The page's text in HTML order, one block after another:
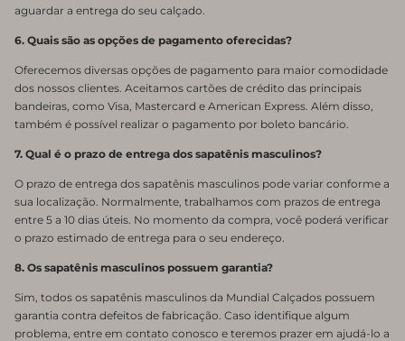
aguardar a entrega do seu calçado.
6. Quais são as opções de pagamento oferecidas?
Oferecemos diversas opções de pagamento para maior comodidade
dos nossos clientes. Aceitamos cartões de crédito das principais
bandeiras, como Visa, Mastercard e American Express. Além disso,
também é possível realizar o pagamento por boleto bancário.
7. Qual é o prazo de entrega dos sapatênis masculinos?
O prazo de entrega dos sapatênis masculinos pode variar conforme a
sua localização. Normalmente, trabalhamos com prazos de entrega
entre 5 a 10 dias úteis. No momento da compra, você poderá verificar
o prazo estimado de entrega para o seu endereço.
8. Os sapatênis masculinos possuem garantia?
Sim, todos os sapatênis masculinos da Mundial Calçados possuem
garantia contra defeitos de fabricação. Caso identifique algum
problema, entre em contato conosco e teremos prazer em ajudá-lo a